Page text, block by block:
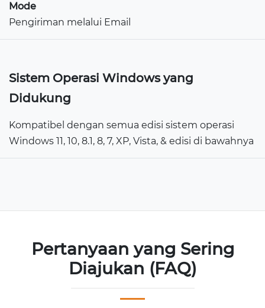
Mode
Pengiriman melalui Email
Sistem Operasi Windows yang
Didukung
Kompatibel dengan semua edisi sistem operasi
Windows 11, 10, 8.1, 8, 7, XP, Vista, & edisi di bawahnya
Pertanyaan yang Sering
Diajukan (FAQ)